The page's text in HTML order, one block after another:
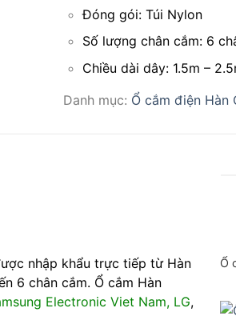
Đóng gói: Túi Nylon
Số lượng chân cắm: 6
Chiều dài dây: 1.5m –
Danh mục: Ổ cắm điện Hàn
nhập khẩu trực tiếp từ Hàn
6 chân cắm. Ổ cắm Hàn
Electronic Viet Nam, LG,
Ổ